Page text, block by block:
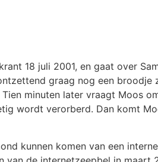
18 juli 2001, en gaat over
graag nog een
minuten later vraagt Moos
wordt verorberd. Dan komt
kunnen komen van een